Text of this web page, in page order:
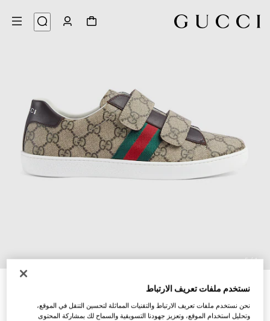
1
/
5
حذاء سنيكرز Ace للمراهقين
AED 1,750
تنويعات قماش GG Supreme باللونين البيج والأبنوس
نستخدم ملفات تعريف الارتباط
نحن نستخدم ملفات تعريف الارتباط والتقنيات المماثلة لتحسين التنقل في الموقع،
وتحليل استخدام الموقع، وتعزيز جهودنا التسويقية والسماح لك بمشاركة المحتوى